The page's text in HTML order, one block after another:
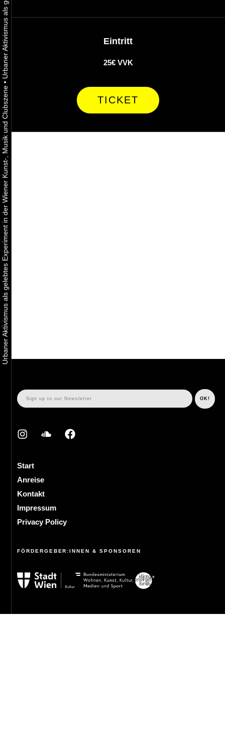
Urbaner Aktivismus als gelebtes Experiment in der Wiener Kunst-, Musik und Clubszene
•
Eintritt
25€ VVK
TICKET
Start
Anreise
Kontakt
Impressum
Privacy Policy
FÖRDERGEBER:INNEN & SPONSOREN